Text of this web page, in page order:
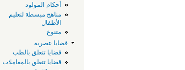
أحكام المولود
مناهج مبسطة لتعليم
الأطفال
متنوع
قضايا عصرية
قضايا تتعلق بالطب
قضايا تتعلق بالمعاملات